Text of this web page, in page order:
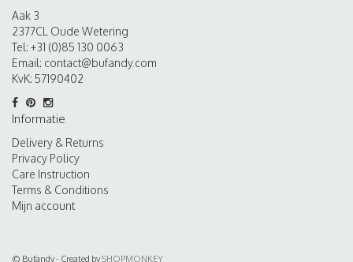
Aak 3
2377CL Oude Wetering
Tel: +31 (0)85 130 0063
Email: contact@bufandy.com
KvK: 57190402
Informatie
Delivery & Returns
Privacy Policy
Care Instruction
Terms & Conditions
Mijn account
© Bufandy - Created bySHOPMONKEY